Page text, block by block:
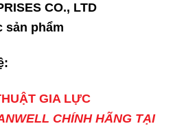
CO., LTD
sản phẩm
GIA LỰC
CHÍNH HÃNG TẠI